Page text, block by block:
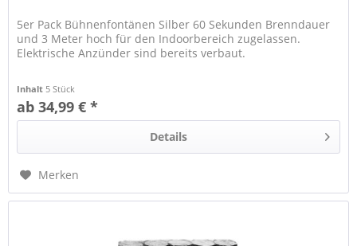
5er Pack Bühnenfontänen Silber 60 Sekunden Brenndauer
und 3 Meter hoch für den Indoorbereich zugelassen.
Elektrische Anzünder sind bereits verbaut.
Inhalt 5 Stück
ab 34,99 € *
Details
Merken